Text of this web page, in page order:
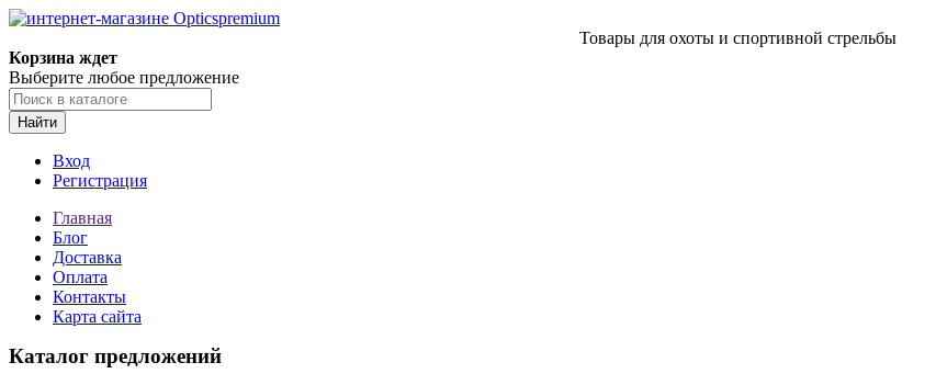
Товары для охоты и спортивной стрельбы
Корзина ждет
Выберите любое предложение
Найти
Вход
Регистрация
Главная
Блог
Доставка
Оплата
Контакты
Карта сайта
Каталог предложений